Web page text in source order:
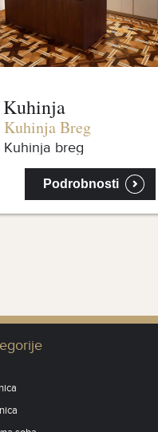
Kuhinja
Kuhinja Breg
Kuhinja breg
Podrobnosti